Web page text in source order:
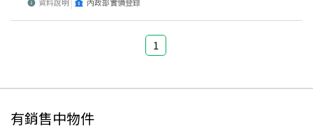
1
有銷售中物件